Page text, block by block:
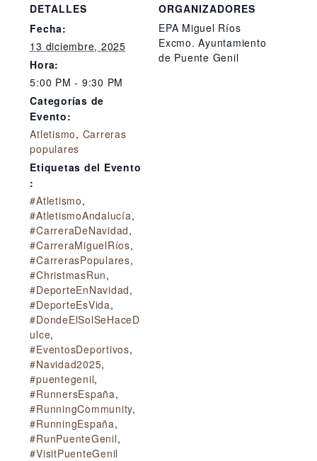
DETALLES
Fecha:
13 diciembre, 2025
Hora:
5:00 PM - 9:30 PM
Categorías de
Evento:
Atletismo, Carreras
populares
Etiquetas del Evento
:
#Atletismo,
#AtletismoAndalucía,
#CarreraDeNavidad,
#CarreraMiguelRíos,
#CarrerasPopulares,
#ChristmasRun,
#DeporteEnNavidad,
#DeporteEsVida,
#DondeElSolSeHaceD
ulce,
#EventosDeportivos,
#Navidad2025,
#puentegenil,
#RunnersEspaña,
#RunningCommunity,
#RunningEspaña,
#RunPuenteGenil,
#VisitPuenteGenil
ORGANIZADORES
EPA Miguel Ríos
Excmo. Ayuntamiento
de Puente Genil